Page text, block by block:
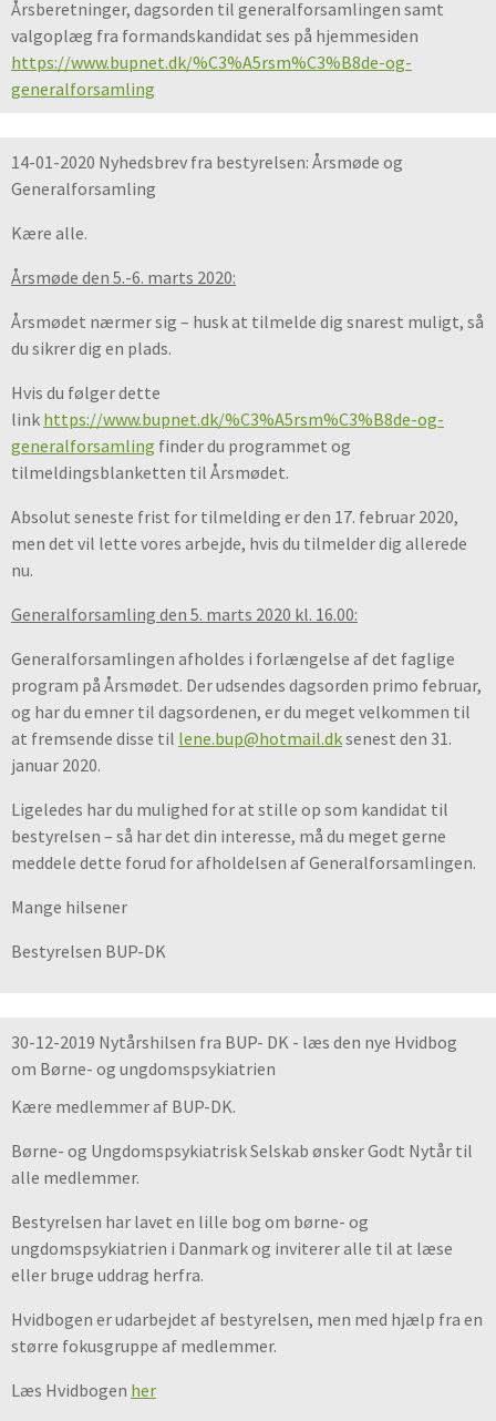
Årsberetninger, dagsorden til generalforsamlingen samt
valgoplæg fra formandskandidat ses på hjemmesiden
https://www.bupnet.dk/%C3%A5rsm%C3%B8de-og-
generalforsamling
14-01-2020 Nyhedsbrev fra bestyrelsen: Årsmøde og
Generalforsamling
Kære alle.
Årsmøde den 5.-6. marts 2020:
Årsmødet nærmer sig – husk at tilmelde dig snarest muligt, så
du sikrer dig en plads.
Hvis du følger dette
link https://www.bupnet.dk/%C3%A5rsm%C3%B8de-og-
generalforsamling finder du programmet og
tilmeldingsblanketten til Årsmødet.
Absolut seneste frist for tilmelding er den 17. februar 2020,
men det vil lette vores arbejde, hvis du tilmelder dig allerede
nu.
Generalforsamling den 5. marts 2020 kl. 16.00:
Generalforsamlingen afholdes i forlængelse af det faglige
program på Årsmødet. Der udsendes dagsorden primo februar,
og har du emner til dagsordenen, er du meget velkommen til
at fremsende disse til lene.bup@hotmail.dksenest den 31.
januar 2020.
Ligeledes har du mulighed for at stille op som kandidat til
bestyrelsen – så har det din interesse, må du meget gerne
meddele dette forud for afholdelsen af Generalforsamlingen.
Mange hilsener
Bestyrelsen BUP-DK
30-12-2019 Nytårshilsen fra BUP- DK - læs den nye Hvidbog
om Børne- og ungdomspsykiatrien
Kære medlemmer af BUP-DK.
Børne- og Ungdomspsykiatrisk Selskab ønsker Godt Nytår til
alle medlemmer.
Bestyrelsen har lavet en lille bog om børne- og
ungdomspsykiatrien i Danmark og inviterer alle til at læse
eller bruge uddrag herfra.
Hvidbogen er udarbejdet af bestyrelsen, men med hjælp fra en
større fokusgruppe af medlemmer.
Læs Hvidbogen her